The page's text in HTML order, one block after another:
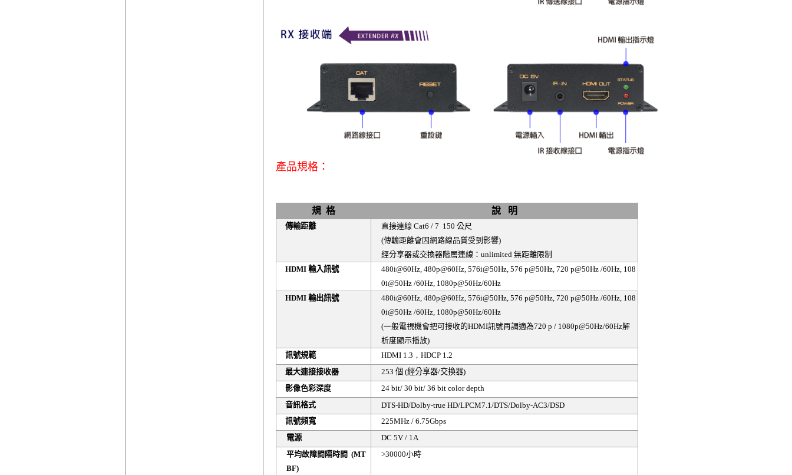
產品規格：
規 格 說 明
傳輸距離 直接連線 Cat6 / 7 150公尺
(傳輸距離會因網路線品質受到影響)
經分享器或交換器階層連線：unlimited無距離限制
HDMI輸入訊號
480i@60Hz, 480p@60Hz, 576i@50Hz, 576 p@50Hz, 720 p@50Hz /60Hz, 108
0i@50Hz /60Hz, 1080p@50Hz/60Hz
HDMI 輸出訊號
480i@60Hz, 480p@60Hz, 576i@50Hz, 576 p@50Hz, 720 p@50Hz /60Hz, 108
0i@50Hz /60Hz, 1080p@50Hz/60Hz
(一般電視機會把可接收的HDMI訊號再調適為720 p / 1080p@50Hz/60Hz解
析度顯示播放)
訊號規範
HDMI 1.3 ，HDCP 1.2
最大連接接收器
253個 (經分享器/交換器)
影像色彩深度
24 bit/ 30 bit/ 36 bit color depth
音訊格式
DTS-HD/Dolby-true HD/LPCM7.1/DTS/Dolby-AC3/DSD
訊號頻寬
225MHz / 6.75Gbps
電源
DC 5V / 1A
平均故障間隔時間 (MT
BF)
>30000小時